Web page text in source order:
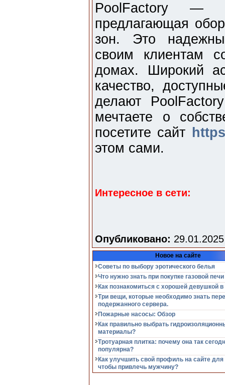
PoolFactory —
предлагающая
зон. Это
своим клиентам
домах. Широкий
качество,
делают
мечтаете о
посетите сайт
этом сами.
Интересное в сети:
Опубликовано:
Новое на сайте
Советы по выбору эротического белья
Что нужно знать при покупке газовой печи
Как познакомиться с хорошей девушкой в
Три вещи, которые необходимо знать
подержанного сервера.
Пожарные насосы: Обзор
Как правильно выбрать
материалы?
Тротуарная плитка: почему она так
популярна?
Как улучшить свой профиль на сайте для
чтобы привлечь мужчину?